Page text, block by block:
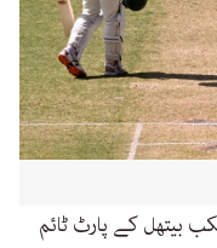
بیتھل کے پارٹ ٹائم